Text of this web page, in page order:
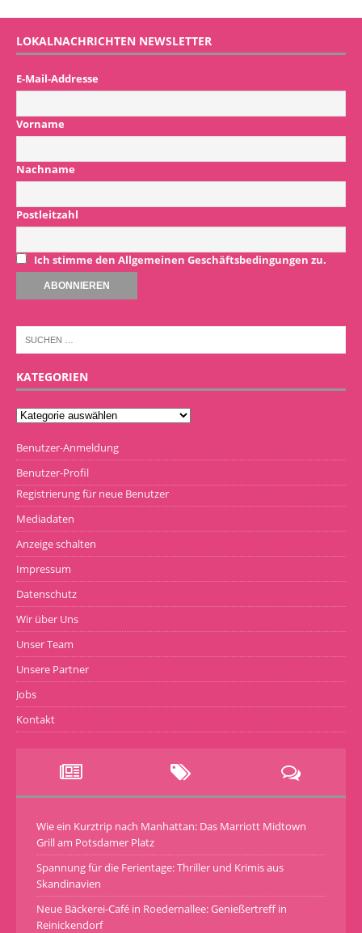
LOKALNACHRICHTEN NEWSLETTER
E-Mail-Addresse
Vorname
Nachname
Postleitzahl
Ich stimme den Allgemeinen Geschäftsbedingungen zu.
KATEGORIEN
Benutzer-Anmeldung
Benutzer-Profil
Registrierung für neue Benutzer
Mediadaten
Anzeige schalten
Impressum
Datenschutz
Wir über Uns
Unser Team
Unsere Partner
Jobs
Kontakt
Wie ein Kurztrip nach Manhattan: Das Marriott Midtown
Grill am Potsdamer Platz
Spannung für die Ferientage: Thriller und Krimis aus
Skandinavien
Neue Bäckerei-Café in Roedernallee: Genießertreff in
Reinickendorf